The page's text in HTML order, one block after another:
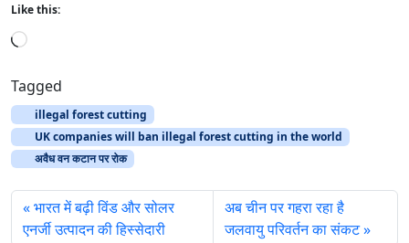
Like this:
L
a
d
i
n
g
…
Tagged
illegal forest cutting
UK companies will ban illegal forest cutting in the world
अवैध वन कटान पर रोक
भारत में बढ़ी विंड और सोलर
एनर्जी उत्पादन की हिस्सेदारी
अब चीन पर गहरा रहा है
जलवायु परिवर्तन का संकट